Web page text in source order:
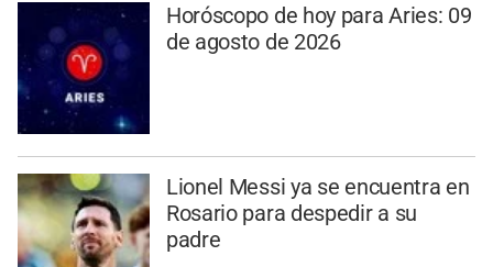
Horóscopo de hoy para Aries: 09
de agosto de 2026
Lionel Messi ya se encuentra en
Rosario para despedir a su
padre